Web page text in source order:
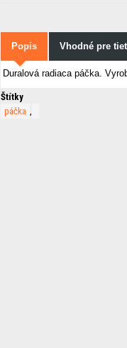
Popis Vhodné pre
Duralová radiaca páčka.
Štítky
páčka ,